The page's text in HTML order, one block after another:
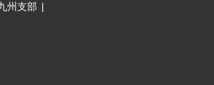
州支部 |